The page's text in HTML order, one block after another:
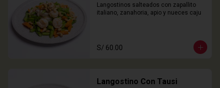
Langostinos salteados con zapallito
italiano, zanahoria, apio y nueces caju
S/ 60.00
Langostino Con Tausi